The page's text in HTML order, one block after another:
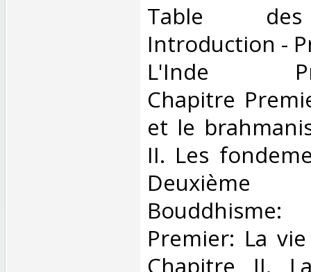
‎Table
Introduction -
L'Inde
Chapitre
et le
II. Les
Premier: La
Chapitre II.